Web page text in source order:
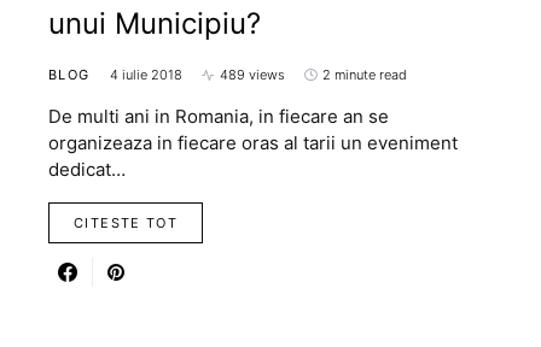
unui Municipiu?
BLOG 4 iulie 2018 489 views 2 minute read
De multi ani in Romania, in fiecare an se
organizeaza in fiecare oras al tarii un eveniment
dedicat…
CITESTE TOT